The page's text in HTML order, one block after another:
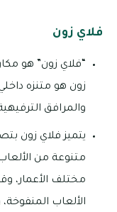
فلاي زون
“فلاي زون” هو
زون هو متنزه
والمرافق
يتميز فلاي زون
متنوعة من
مختلف الأعمار،
الألعاب